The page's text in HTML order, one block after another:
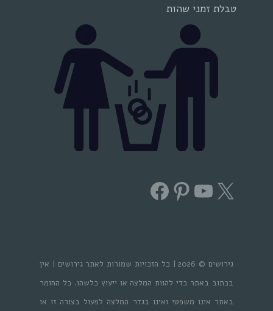
טבלת זמני שהות
X
YouTube
Pinterest
Facebook
גירושים © 2026 | כל הזכויות שמורות לאתר גירושים | אין
בכתוב באתר כדי להוות המלצה או ייעוץ כלשהו. כל החומר
באתר אינו משפטי ואינו בגדר המלצה לפעול בצורה זו או